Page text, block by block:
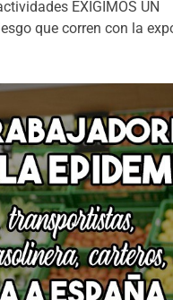
EXIGIMOS UN
que corren con la